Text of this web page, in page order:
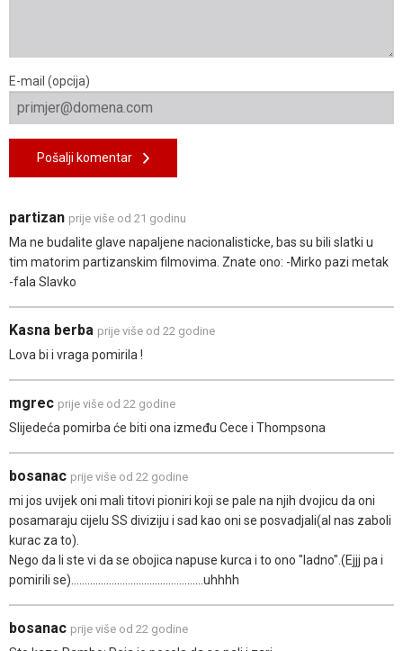
E-mail (opcija)
Pošalji komentar
partizan prije više od 21 godinu
Ma ne budalite glave napaljene nacionalisticke, bas su bili slatki u
tim matorim partizanskim filmovima. Znate ono: -Mirko pazi metak
-fala Slavko
Kasna berba prije više od 22 godine
Lova bi i vraga pomirila !
mgrec prije više od 22 godine
Slijedeća pomirba će biti ona između Cece i Thompsona
bosanac prije više od 22 godine
mi jos uvijek oni mali titovi pioniri koji se pale na njih dvojicu da oni
posamaraju cijelu SS diviziju i sad kao oni se posvadjali(al nas zaboli
kurac za to).
Nego da li ste vi da se obojica napuse kurca i to ono "ladno".(Ejjj pa i
pomirili se).................................................uhhhh
bosanac prije više od 22 godine